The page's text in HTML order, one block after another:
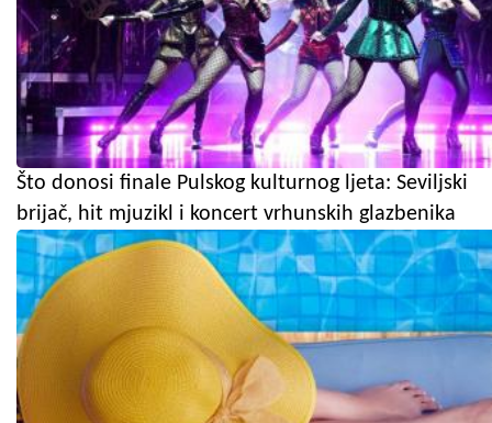
Što donosi finale Pulskog kulturnog ljeta: Seviljski
brijač, hit mjuzikl i koncert vrhunskih glazbenika